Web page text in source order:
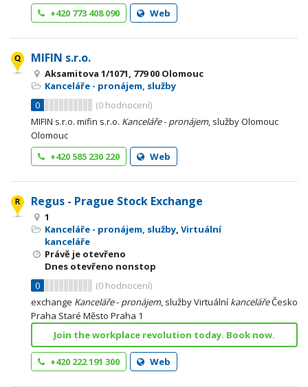
+420 773 408 090
Web
MIFIN s.r.o.
Aksamitova 1/1071, 779 00 Olomouc
Kanceláře - pronájem, služby
0
(0 hodnocení)
MIFIN s.r.o. mifin s.r.o. Kanceláře- pronájem, služby Olomouc
Olomouc
+420 585 230 220
Web
Regus - Prague Stock Exchange
1
Kanceláře - pronájem, služby, Virtuální
kanceláře
Právě je otevřeno
Dnes otevřeno nonstop
0
(0 hodnocení)
exchange Kanceláře- pronájem, služby Virtuální kancelářeČesko
Praha Staré Město Praha 1
Join the workplace revolution today. Book now.
+420 222 191 300 Web